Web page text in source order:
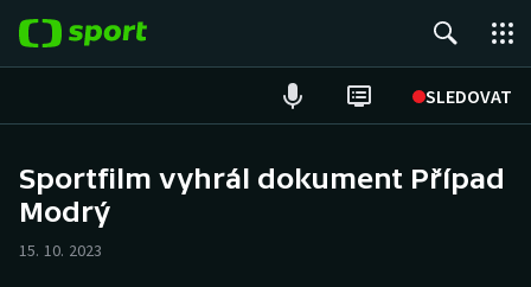
SLEDOVAT
Hokej
Sportfilm vyhrál dokument Případ
Modrý
15. 10. 2023